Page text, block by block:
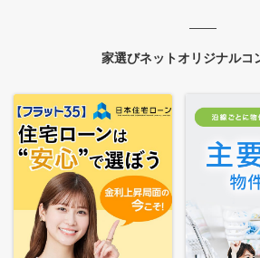
家選びネットオリジナルコ